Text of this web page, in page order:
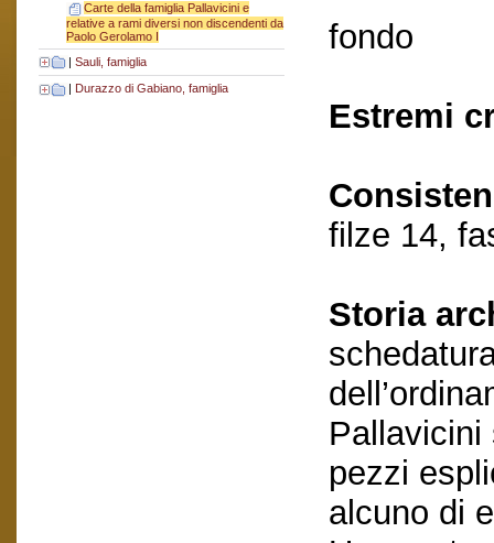
Carte della famiglia Pallavicini e
relative a rami diversi non discendenti da
Paolo Gerolamo I
| Sauli, famiglia
Durazzo di Gabiano, famiglia
fondo
Estremi
filze 14,
Storia
Pallavicini
pezzi
alcuno di